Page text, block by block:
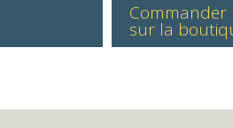
Commander
sur la